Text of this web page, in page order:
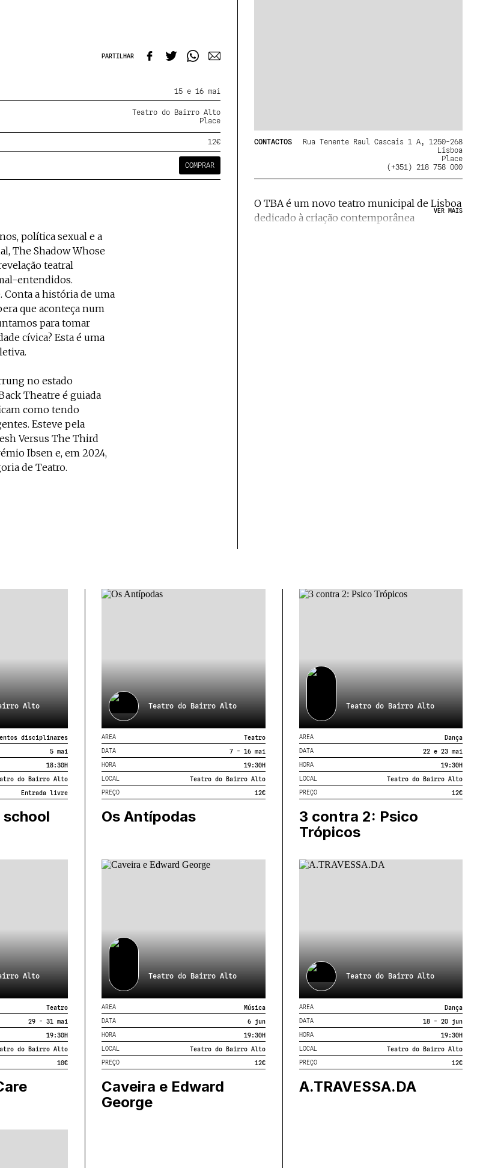
PARTILHAR
15 e 16 mai
Teatro do Bairro Alto
Place
12€
COMPRAR
política sexual e a
The Shadow Whose
teatral
entendidos.
a história de uma
que aconteça num
para tomar
cívica? Esta é uma
no estado
Theatre é guiada
como tendo
Esteve pela
Versus The Third
Ibsen e, em 2024,
de Teatro.
CONTACTOS
Rua Tenente Raul Cascais 1 A, 1250-268
Lisboa
Place
(+351) 218 758 000
O TBA é um novo teatro municipal de Lisboa
dedicado à criação contemporânea
VER MAIS
Alto
disciplinares
5 mai
18:30H
do Bairro Alto
Entrada livre
Teatro do Bairro Alto
AREA
Teatro
DATA
7 - 16 mai
HORA
19:30H
LOCAL
Teatro do Bairro Alto
PREÇO
12€
Os Antípodas
Teatro do Bairro Alto
AREA
Dança
DATA
22 e 23 mai
HORA
19:30H
LOCAL
Teatro do Bairro Alto
PREÇO
12€
3 contra 2: Psico
Trópicos
Alto
Teatro
29 - 31 mai
19:30H
do Bairro Alto
10€
Teatro do Bairro Alto
AREA
Música
DATA
6 jun
HORA
19:30H
LOCAL
Teatro do Bairro Alto
PREÇO
12€
Caveira e Edward
George
Teatro do Bairro Alto
AREA
Dança
DATA
18 - 20 jun
HORA
19:30H
LOCAL
Teatro do Bairro Alto
PREÇO
12€
A.TRAVESSA.DA